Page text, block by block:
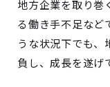
地方企業を取り巻
る働き手不足など
うな状況下でも、
負し、成長を遂げ